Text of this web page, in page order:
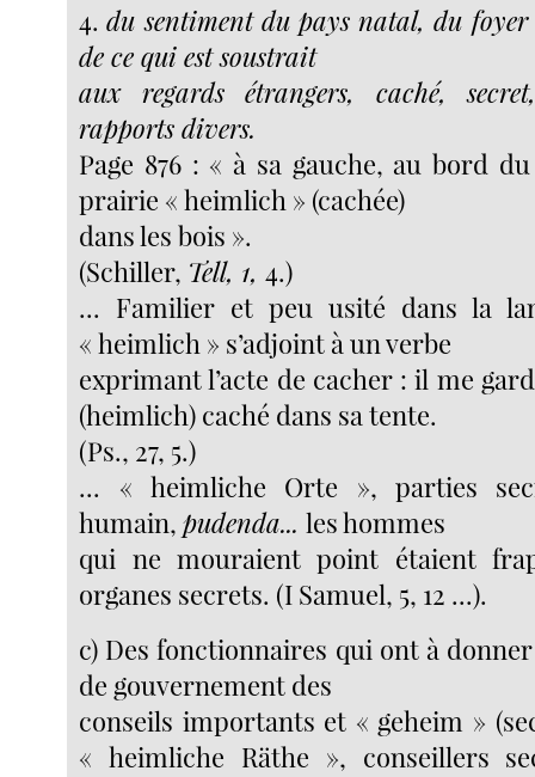
4.du sentiment du pays natal, du
de ce qui est soustrait
aux regards étrangers, caché,
rapports divers.
Page 876 : « à sa gauche, au bord
prairie « heimlich » (cachée)
dans les bois ».
(Schiller, Tell, 1,4.)
... Familier et peu usité dans la
« heimlich » s’adjoint à un verbe
exprimant l’acte de cacher : il me
(heimlich) caché dans sa tente.
(Ps., 27, 5.)
... « heimliche Orte », parties
humain,pudenda...les hommes
qui ne mouraient point étaient
organes secrets. (I Samuel, 5, 12 ...).
c) Des fonctionnaires qui ont à
de gouvernement des
conseils importants et « geheim »
« heimliche Räthe », conseillers